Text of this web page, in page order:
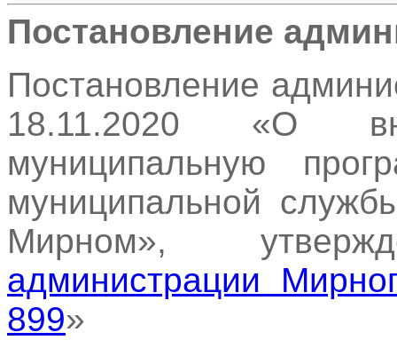
Постановление
Постановление
18.11.2020 «О
муниципальную
муниципальной
Мирном»,
администрации
899»